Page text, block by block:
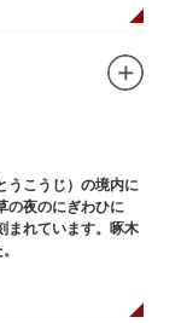
うこうじ）の境内に
の夜のにぎわひに
まれています。啄木